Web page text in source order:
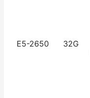
E5-2650 32G